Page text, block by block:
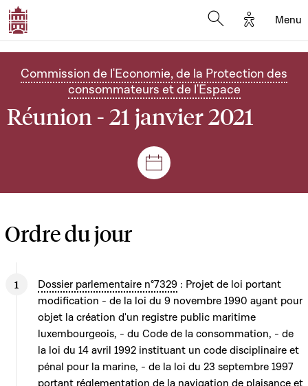
Options
Menu
Commission de l'Economie, de la Protection des
consommateurs et de l'Espace
Réunion - 21 janvier 2021
Séances et réunions
Ordre du jour
Dossier parlementaire n°7329 : Projet de loi portant
modification - de la loi du 9 novembre 1990 ayant pour
objet la création d'un registre public maritime
luxembourgeois, - du Code de la consommation, - de
la loi du 14 avril 1992 instituant un code disciplinaire et
pénal pour la marine, - de la loi du 23 septembre 1997
portant réglementation de la navigation de plaisance et